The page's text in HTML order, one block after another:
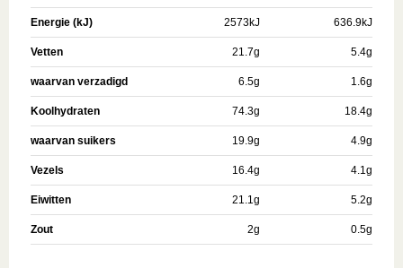
Energie (kJ) 2573kJ 636.9kJ
Vetten 21.7g 5.4g
waarvan verzadigd 6.5g 1.6g
Koolhydraten 74.3g 18.4g
waarvan suikers 19.9g 4.9g
Vezels 16.4g 4.1g
Eiwitten 21.1g 5.2g
Zout 2g 0.5g